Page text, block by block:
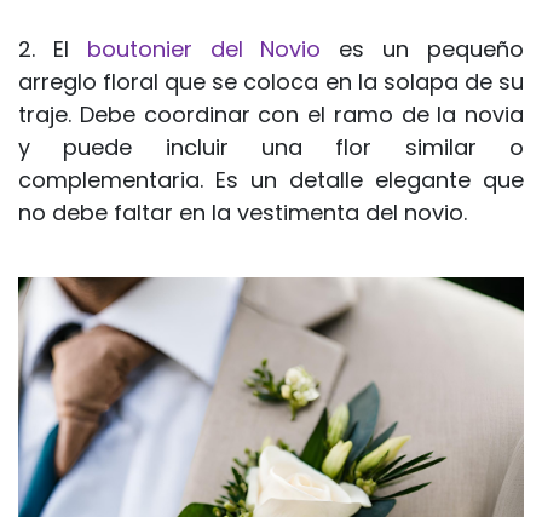
2. El boutonier del Novio es un pequeño
arreglo floral que se coloca en la solapa de su
traje. Debe coordinar con el ramo de la novia
y puede incluir una flor similar o
complementaria. Es un detalle elegante que
no debe faltar en la vestimenta del novio.